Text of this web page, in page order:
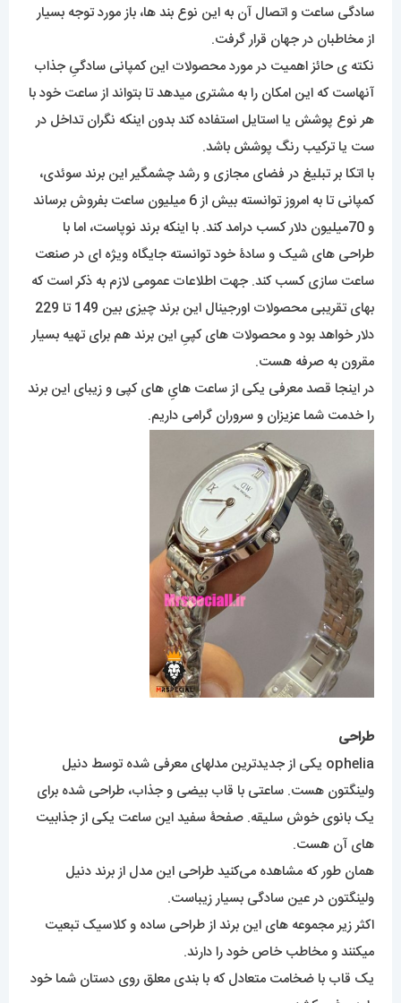
سادگی ساعت و اتصال آن به این نوع بند ها، باز مورد توجه بسیار
از مخاطبان در جهان قرار گرفت.
نکته ی حائز اهمیت در مورد محصولات این کمپانی سادگیِ جذاب
آنهاست که این امکان را به مشتری میدهد تا بتواند از ساعت خود با
هر نوع پوشش یا استایل استفاده کند بدون اینکه نگران تداخل در
ست یا ترکیب رنگ پوشش باشد.
با اتکا بر تبلیغ در فضای مجازی و رشد چشمگیر این برند سوئدی،
کمپانی تا به امروز توانسته بیش از 6 میلیون ساعت بفروش برساند
و 70میلیون دلار کسب درامد کند. با اینکه برند نوپاست، اما با
طراحی های شیک و سادۀ خود توانسته جایگاه ویژه ای در صنعت
ساعت سازی کسب کند. جهت اطلاعات عمومی لازم به ذکر است که
بهای تقریبی محصولات اورجینال این برند چیزی بین 149 تا 229
دلار خواهد بود و محصولات های کپیِ این برند هم برای تهیه بسیار
مقرون به صرفه هست.
در اینجا قصد معرفی یکی از ساعت هایِ های کپی و زیبای این برند
را خدمت شما عزیزان و سروران گرامی داریم.
طراحی
ophelia یکی از جدیدترین مدلهای معرفی شده توسط دنیل
ولینگتون هست. ساعتی با قاب بیضی و جذاب، طراحی شده برای
یک بانوی خوش سلیقه. صفحۀ سفید این ساعت یکی از جذابیت
های آن هست.
همان طور که مشاهده می‌کنید طراحی این مدل از برند دنیل
ولینگتون در عین سادگی بسیار زیباست.
اکثر زیر مجموعه های این برند از طراحی ساده و کلاسیک تبعیت
میکنند و مخاطب خاص خود را دارند.
یک قاب با ضخامت متعادل که با بندی معلق روی دستان شما خود